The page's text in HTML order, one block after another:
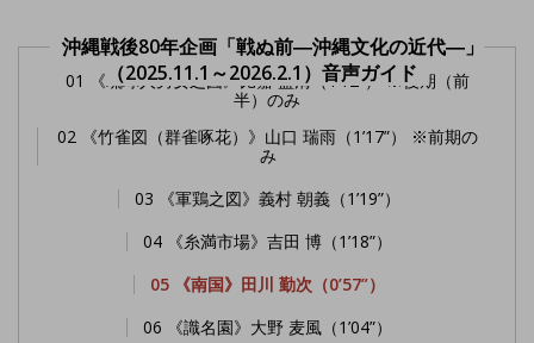
沖縄戦後80年企画「戦ぬ前―沖縄文化の近代―」
（2025.11.1～2026.2.1）音声ガイド
01 《琉球人男女之図》比嘉 盛清（1’12”） ※後期（前
半）のみ
02 《竹雀図（群雀啄花）》山口 瑞雨（1’17”） ※前期の
み
03 《軍鶏之図》義村 朝義（1’19”）
04 《糸満市場》吉田 博（1’18”）
05 《南国》田川 勤次（0’57”）
06 《識名園》大野 麦風（1’04”）